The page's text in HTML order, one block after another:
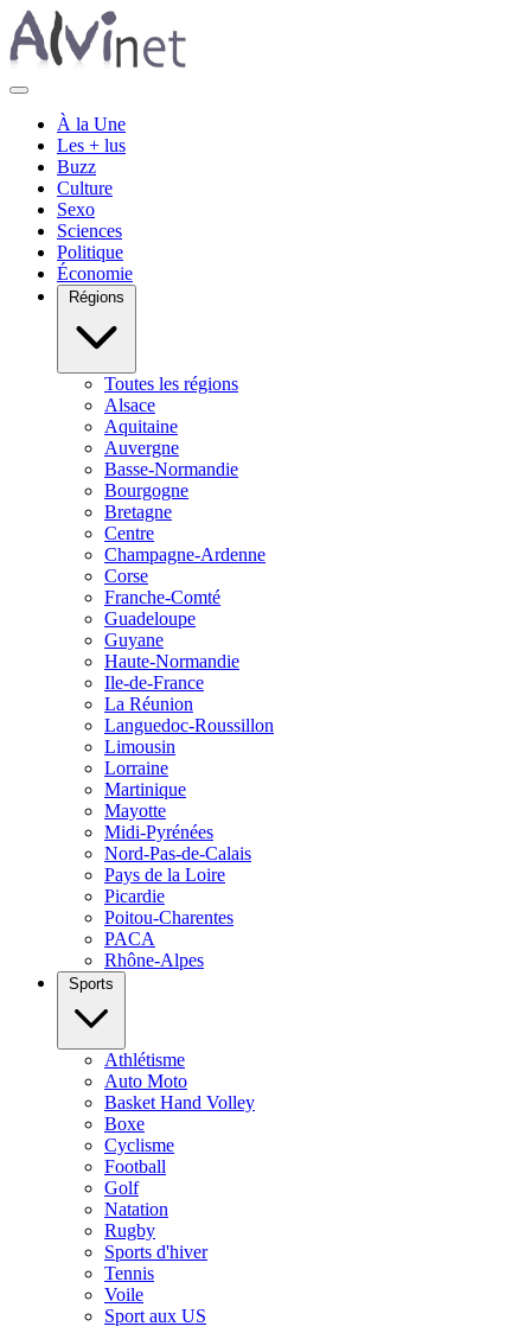
À la Une
Les + lus
Buzz
Culture
Sexo
Sciences
Politique
Économie
Régions
Toutes les régions
Alsace
Aquitaine
Auvergne
Basse-Normandie
Bourgogne
Bretagne
Centre
Champagne-Ardenne
Corse
Franche-Comté
Guadeloupe
Guyane
Haute-Normandie
Ile-de-France
La Réunion
Languedoc-Roussillon
Limousin
Lorraine
Martinique
Mayotte
Midi-Pyrénées
Nord-Pas-de-Calais
Pays de la Loire
Picardie
Poitou-Charentes
PACA
Rhône-Alpes
Sports
Athlétisme
Auto Moto
Basket Hand Volley
Boxe
Cyclisme
Football
Golf
Natation
Rugby
Sports d'hiver
Tennis
Voile
Sport aux US